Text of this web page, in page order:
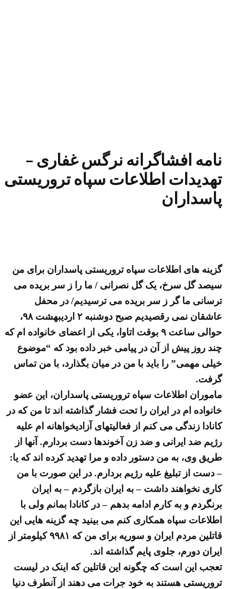
نامه افشاگرانه نرگس غفاری –
تهدیدات اطلاعات سپاه تروریستی
پاسداران
گزینه های اطلاعات سپاه تروریستی پاسداران برای من
سیصد گل سرخ، یک گل نصرانی / ما را ز سر بریده می
ترسانی ما گر ز سر بریده می ترسیدیم/ در محفل
عاشقان نمی رقصیدیم صبح دوشنبه ۲ اردیبهشت ۹۸،
حوالی ساعت ۹ بوقت اتاوا، یکی از اعضای خانواده ام که
چند روز پیش از آن در پیامی خبر داده بود که “موضوع
خیلی مهمی” را باید با من در میان بگذارد، با من تماس
گرفت.
ماموران اطلاعات سپاه تروریستی پاسداران، این عضو
خانواده ام در ایران را تحت فشار گذاشته اند تا من که در
کانادا زندگی می کنم از فعالیتهای آزادیخواهانه ام علیه
رژیم ضد ایرانی و ضد زن آخوندها دست بردارم. آنها از
طریق وی، به من دستور داده و مرا تهدید کرده اند که یا:
– دست از تبلیغ علیه رژیم بردارم. در این صورت با من
کاری نخواهند داشت – به ایران بازگردم – به ایران
برنگردم و به کارم ادامه بدهم – در کانادا بمانم ولی با
اطلاعات سپاه همکاری کنم می بینید چه گزینه هایی این
قاتلین مردم ایران و سوریه برای من که ۹۹۸۱ کیلومتر از
ایران دورم، جلوی پایم گذاشته اند.
تعجب این است که چگونه این قاتلین که اینک در لیست
تروریستی هستند به خود جرات می دهند از آنطرف دنیا